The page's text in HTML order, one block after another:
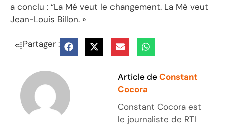
a conclu : “La Mé veut le changement. La Mé veut
Jean-Louis Billon. »
Partager :
Article de Constant
Cocora
Constant Cocora est
le journaliste de RTI